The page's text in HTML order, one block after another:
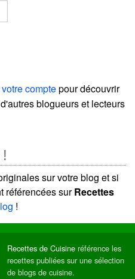
comptepour découvrir
blogueurs et lecteurs
sur votre blog et si
référencées surRecettes
!
Recettes de Cuisine référence les
recettes publiées sur une sélection
de blogs de cuisine.